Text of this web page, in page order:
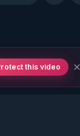
this video